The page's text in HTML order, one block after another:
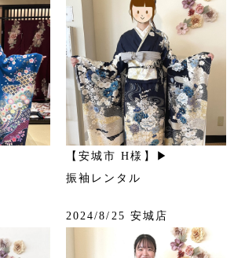
【安城市 H様】▶
振袖レンタル
2024/8/25 安城店